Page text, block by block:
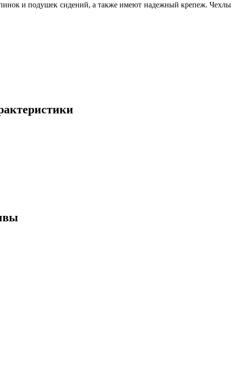
и подушек сидений, а также имеют надежный крепеж. Чехлы